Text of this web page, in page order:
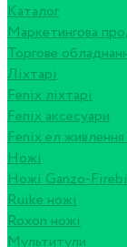
Каталог
Маркетингова
Торгове
Ліхтарі
Fenix ліхтарі
Fenix аксесуари
Fenix ел живлення
Ножі
Ножі Ganzo-
Ruike ножі
Roxon ножi
Мультитули